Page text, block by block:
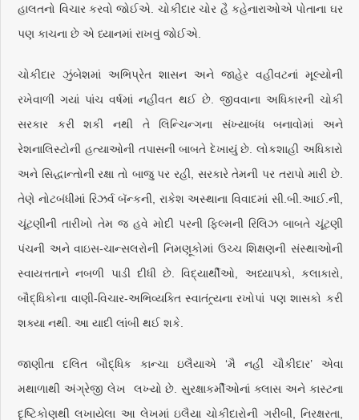
હાલતનો વિચાર કરવો જોઈએ. ચોકીદાર ચોર હૈ કહેનારાઓએ પોતાના ઘર
પણ કાચના છે એ ધ્યાનમાં રાખવું જોઈએ.
ચોકીદાર ઝુંબેશમાં અભિપ્રેત શાસન અને જાહેર વહીવટનાં મૂલ્યોની
રખેવાળી ગયાં પાંચ વર્ષમાં નહીંવત થઈ છે. જીવવાના અધિકારની ચોકી
સરકાર કરી શકી નથી તે લિન્ચિન્ગના સંખ્યાબંધ બનાવોમાં અને
રેશનાલિસ્ટોની હત્યાઓની તપાસની બાબતે દેખાયું છે. લોકશાહી અધિકારો
અને સિદ્ધાન્તોની રક્ષા તો બાજુ પર રહી, સરકારે તેમની પર તરાપો મારી છે.
તેણે નોટબંધીમાં રિઝર્વ બૅન્કની, રાકેશ અસ્થાના વિવાદમાં સી.બી.આઈ.ની,
ચૂંટણીની તારીખો તેમ જ હવે મોદી પરની ફિલ્મની રિલિઝ બાબતે ચૂંટણી
પંચની અને વાઇસ-ચાન્સલરોની નિમણૂકોમાં ઉચ્ચ શિક્ષણની સંસ્થાઓની
સ્વાયત્તતાને નબળી પાડી દીધી છે. વિદ્યાર્થીઓ, અધ્યાપકો, કલાકારો,
બૌદ્ધિકોના વાણી-વિચાર-અભિવ્યક્તિ સ્વાતંત્ર્યના રખોપાં પણ શાસકો કરી
શક્યા નથી. આ યાદી લાંબી થઈ શકે.
જાણીતા દલિત બૌદ્ધિક કાન્ચા ઇલૈયાએ ‘મૈ નહીં ચૌકીદાર’ એવા
મથાળાથી અંગ્રેજી લેખ લખ્યો છે. સુરક્ષાકર્મીઓનાં ક્લાસ અને કાસ્ટના
દૃષ્ટિકોણથી લખાયેલા આ લેખમાં ઇલૈયા ચોકીદારોની ગરીબી, નિરક્ષરતા,